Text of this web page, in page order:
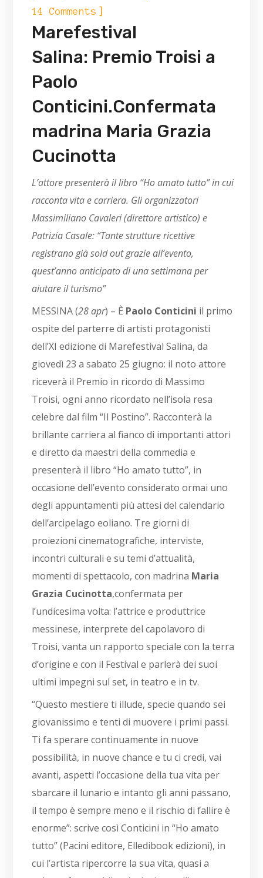
14 Comments ]
Marefestival
Salina: Premio Troisi a
Paolo
Conticini.Confermata
madrina Maria Grazia
Cucinotta
L’attore presenterà il libro “Ho amato tutto” in cui
racconta vita e carriera. Gli organizzatori
Massimiliano Cavaleri (direttore artistico) e
Patrizia Casale: “Tante strutture ricettive
registrano già sold out grazie all’evento,
quest’anno anticipato di una settimana per
aiutare il turismo”
MESSINA (28 apr) – È Paolo Conticini il primo
ospite del parterre di artisti protagonisti
dell’XI edizione di Marefestival Salina, da
giovedì 23 a sabato 25 giugno: il noto attore
riceverà il Premio in ricordo di Massimo
Troisi, ogni anno ricordato nell’isola resa
celebre dal film “Il Postino”. Racconterà la
brillante carriera al fianco di importanti attori
e diretto da maestri della commedia e
presenterà il libro “Ho amato tutto”, in
occasione dell’evento considerato ormai uno
degli appuntamenti più attesi del calendario
dell’arcipelago eoliano. Tre giorni di
proiezioni cinematografiche, interviste,
incontri culturali e su temi d’attualità,
momenti di spettacolo, con madrina Maria
Grazia Cucinotta,confermata per
l’undicesima volta: l’attrice e produttrice
messinese, interprete del capolavoro di
Troisi, vanta un rapporto speciale con la terra
d’origine e con il Festival e parlerà dei suoi
ultimi impegni sul set, in teatro e in tv.
“Questo mestiere ti illude, specie quando sei
giovanissimo e tenti di muovere i primi passi.
Ti fa sperare continuamente in nuove
possibilità, in nuove chance e tu ci credi, vai
avanti, aspetti l’occasione della tua vita per
sbarcare il lunario e intanto gli anni passano,
il tempo è sempre meno e il rischio di fallire è
enorme”: scrive così Conticini in “Ho amato
tutto” (Pacini editore, Elledibook edizioni), in
cui l’artista ripercorre la sua vita, quasi a